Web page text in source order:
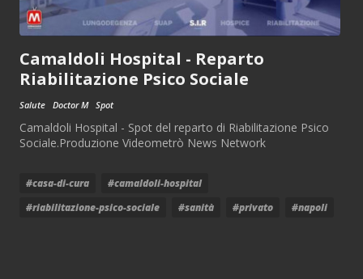
Camaldoli Hospital - Reparto
Riabilitazione Psico Sociale
Salute Doctor M Spot
Camaldoli Hospital - Spot del reparto di Riabilitazione Psico
Sociale.Produzione Videometrò News Network
#casa-di-cura
#camaldoli-hospital
#riabilitazione-psico-sociale
#sanità #privato #napoli